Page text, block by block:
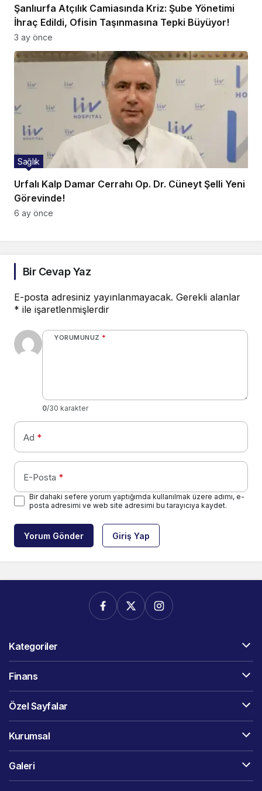
Şanlıurfa Atçılık Camiasında Kriz: Şube Yönetimi
İhraç Edildi, Ofisin Taşınmasına Tepki Büyüyor!
3 ay önce
Urfalı Kalp Damar Cerrahı Op. Dr. Cüneyt Şelli Yeni
Görevinde!
Sağlık
6 ay önce
Bir Cevap Yaz
E-posta adresiniz yayınlanmayacak. Gerekli alanlar
* ile işaretlenmişlerdir
YORUMUNUZ *
0/30 karakter
Ad *
E-Posta *
Bir dahaki sefere yorum yaptığımda kullanılmak üzere adımı, e-
posta adresimi ve web site adresimi bu tarayıcıya kaydet.
Yorum Gönder Giriş Yap
Kategoriler
Finans
Özel Sayfalar
Kurumsal
Galeri